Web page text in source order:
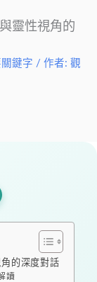
靈性視角的
鍵字 / 作者: 觀
的深度對話
讀